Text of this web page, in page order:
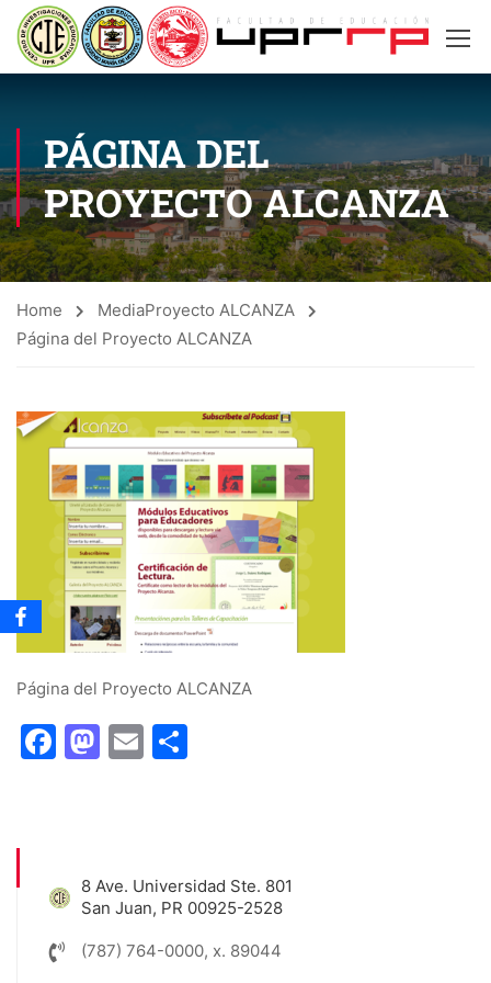
PÁGINA DEL
PROYECTO ALCANZA
Home MediaProyecto ALCANZA
Página del Proyecto ALCANZA
Página del Proyecto ALCANZA
Facebook
Mastodon
Email
8 Ave. Universidad Ste. 801
San Juan, PR 00925-2528
(787) 764-0000, x. 89044